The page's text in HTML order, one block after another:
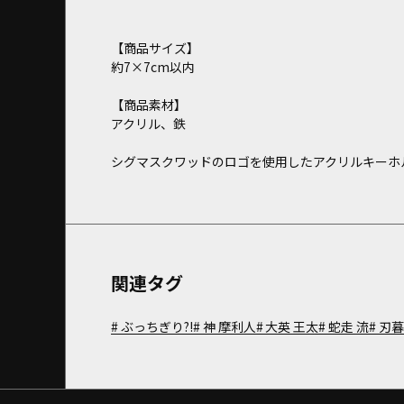
【商品サイズ】
約7×7cm以内
【商品素材】
アクリル、鉄
シグマスクワッドのロゴを使用したアクリルキーホ
関連タグ
ぶっちぎり?! 神 摩利人 大英 王太 蛇走 流 刃